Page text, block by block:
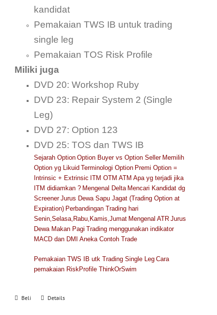
kandidat
Pemakaian TWS IB untuk trading
single leg
Pemakaian TOS Risk Profile
Miliki juga
DVD 20: Workshop Ruby
DVD 23: Repair System 2 (Single
Leg)
DVD 27: Option 123
DVD 25: TOS dan TWS IB
Sejarah Option Option Buyer vs Option Seller Memilih
Option yg Likuid Terminologi Option Premi Option =
Intrinsic + Extrinsic ITM OTM ATM Apa yg terjadi jika
ITM didiamkan ? Mengenal Delta Mencari Kandidat dg
Screener Jurus Dewa Sapu Jagat (Trading Option at
Expiration) Perbandingan Trading hari
Senin,Selasa,Rabu,Kamis,Jumat Mengenal ATR Jurus
Dewa Makan Pagi Trading menggunakan indikator
MACD dan DMI Aneka Contoh Trade
Pemakaian TWS IB utk Trading Single Leg Cara
pemakaian RiskProfile ThinkOrSwim
Beli Details